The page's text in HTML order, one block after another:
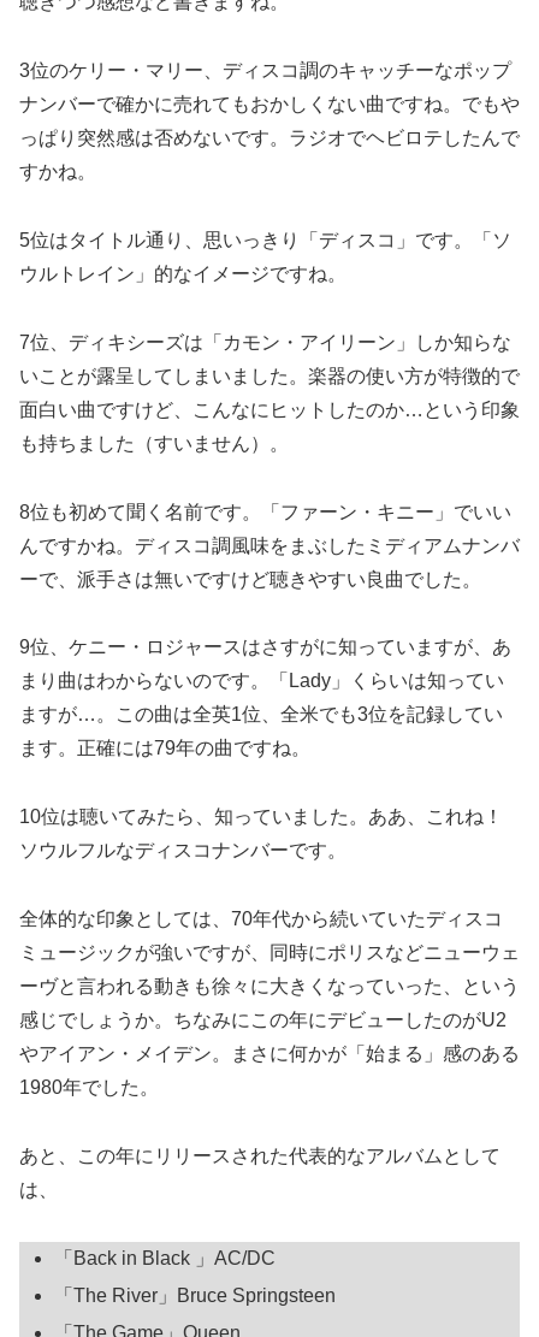
3位のケリー・マリー、ディスコ調のキャッチーなポップ
ナンバーで確かに売れてもおかしくない曲ですね。でもや
っぱり突然感は否めないです。ラジオでヘビロテしたんで
すかね。
5位はタイトル通り、思いっきり「ディスコ」です。「ソ
ウルトレイン」的なイメージですね。
7位、ディキシーズは「カモン・アイリーン」しか知らな
いことが露呈してしまいました。楽器の使い方が特徴的で
面白い曲ですけど、こんなにヒットしたのか…という印象
も持ちました（すいません）。
8位も初めて聞く名前です。「ファーン・キニー」でいい
んですかね。ディスコ調風味をまぶしたミディアムナンバ
ーで、派手さは無いですけど聴きやすい良曲でした。
9位、ケニー・ロジャースはさすがに知っていますが、あ
まり曲はわからないのです。「Lady」くらいは知ってい
ますが…。この曲は全英1位、全米でも3位を記録してい
ます。正確には79年の曲ですね。
10位は聴いてみたら、知っていました。ああ、これね！
ソウルフルなディスコナンバーです。
全体的な印象としては、70年代から続いていたディスコ
ミュージックが強いですが、同時にポリスなどニューウェ
ーヴと言われる動きも徐々に大きくなっていった、という
感じでしょうか。ちなみにこの年にデビューしたのがU2
やアイアン・メイデン。まさに何かが「始まる」感のある
1980年でした。
あと、この年にリリースされた代表的なアルバムとして
は、
「Back in Black 」AC/DC
「The River」Bruce Springsteen
「The Game」Queen